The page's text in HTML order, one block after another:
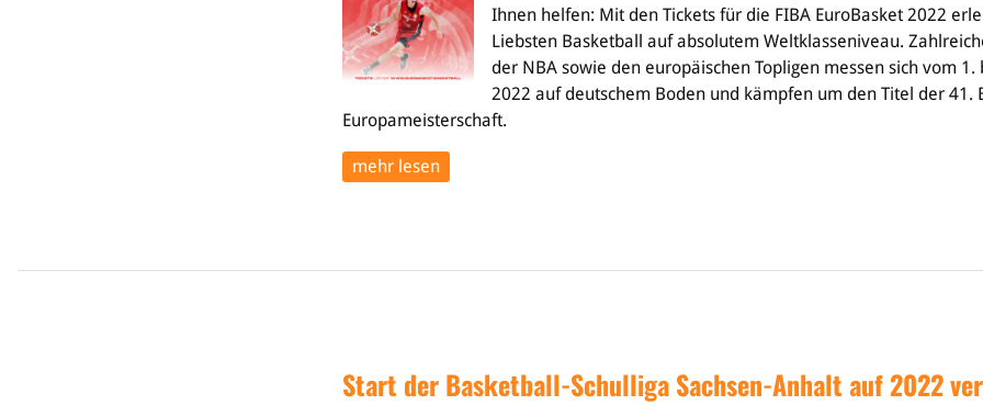
Ihnen helfen: Mit den Tickets für die FIBA EuroBasket 2022
Liebsten Basketball auf absolutem Weltklasseniveau.
der NBA sowie den europäischen Topligen messen sich vom 1.
2022 auf deutschem Boden und kämpfen um den Titel der 41.
Europameisterschaft.
mehr lesen
Start der Basketball-Schulliga Sachsen-Anhalt auf 2022